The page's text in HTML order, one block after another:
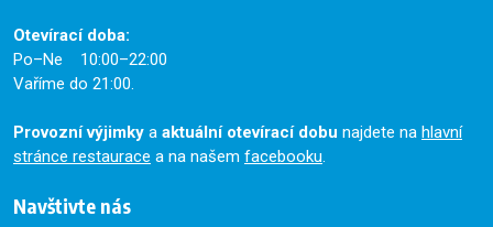
Otevírací doba:
Po–Ne 10:00–22:00
Vaříme do 21:00.
Provozní výjimky a aktuální otevírací dobu najdete na hlavní
stránce restaurace a na našem facebooku.
Navštivte nás